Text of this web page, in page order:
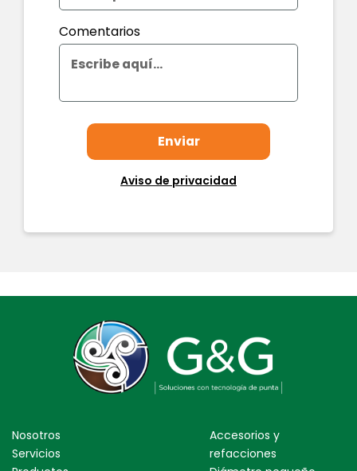
Comentarios
Aviso de privacidad
Nosotros
Servicios
Accesorios y
refacciones